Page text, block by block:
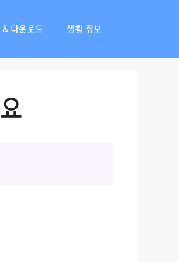
다운로드 생활 정보